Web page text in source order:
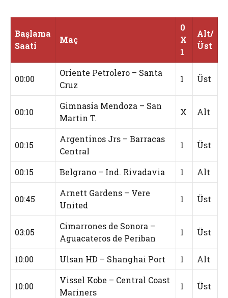
Başlama
Saati
Maç
0
X
1
Alt/
Üst
00:00
Oriente Petrolero – Santa
Cruz
1 Üst
00:10
Gimnasia Mendoza – San
Martin T.
X Alt
00:15
Argentinos Jrs – Barracas
Central
1 Üst
00:15 Belgrano – Ind. Rivadavia 1 Alt
00:45
Arnett Gardens – Vere
United
1 Üst
03:05
Cimarrones de Sonora –
Aguacateros de Periban
1 Üst
10:00 Ulsan HD – Shanghai Port 1 Alt
10:00
Vissel Kobe – Central Coast
Mariners
1 Üst